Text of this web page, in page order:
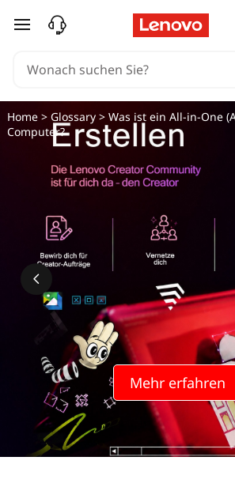
W
i
zum Hauptinhalt springen
Mehr erfahren
Home> Glossary> Was ist ein All-in-One
Computer?